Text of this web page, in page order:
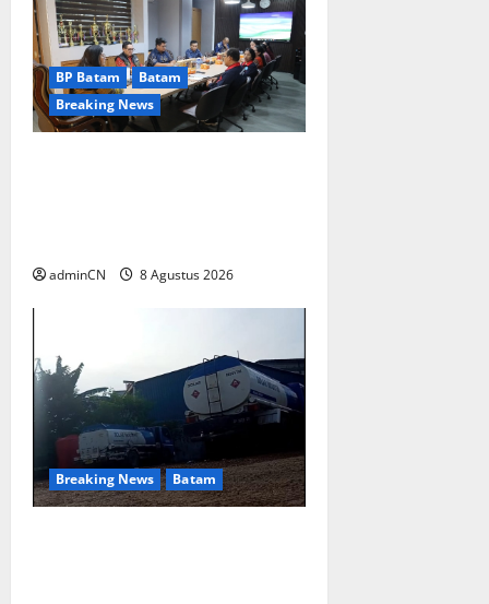
BP Batam
Batam
Breaking News
adminCN 8 Agustus 2026
Breaking News Batam